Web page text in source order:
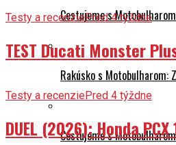
Cestujeme s
Rakúsko s Motobulharom:
Cestujeme s
Testy a recenziePred 4 týždne
TEST Ducati Monster
Testy a recenziePred 4 týždne
DUEL (2026): Honda